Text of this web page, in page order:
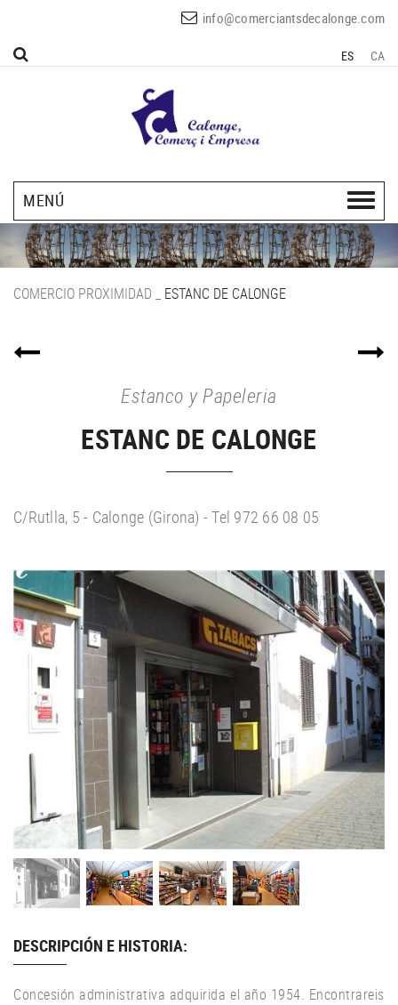
info@comerciantsdecalonge.com
ES CA
MENÚ
COMERCIO PROXIMIDAD ESTANC DE CALONGE
Estanco y Papeleria
ESTANC DE CALONGE
C/Rutlla, 5 - Calonge (Girona) - Tel 972 66 08 05
DESCRIPCIÓN E HISTORIA:
Concesión administrativa adquirida el año 1954. Encontrareis